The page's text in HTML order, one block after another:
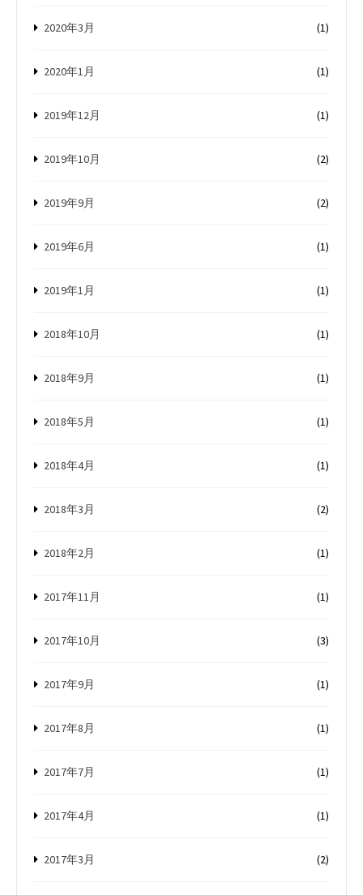
2020年3月 (1)
2020年1月 (1)
2019年12月 (1)
2019年10月 (2)
2019年9月 (2)
2019年6月 (1)
2019年1月 (1)
2018年10月 (1)
2018年9月 (1)
2018年5月 (1)
2018年4月 (1)
2018年3月 (2)
2018年2月 (1)
2017年11月 (1)
2017年10月 (3)
2017年9月 (1)
2017年8月 (1)
2017年7月 (1)
2017年4月 (1)
2017年3月 (2)